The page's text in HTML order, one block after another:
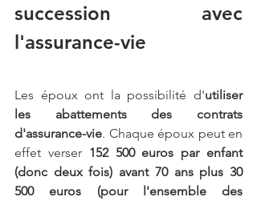
succession avec
l'assurance-vie
Les époux ont la possibilité d'utiliser
les abattements des contrats
d'assurance-vie. Chaque époux peut en
effet verser 152 500 euros par enfant
(donc deux fois) avant 70 ans plus 30
500 euros (pour l'ensemble des